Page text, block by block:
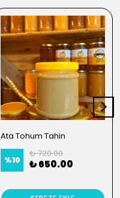
Ata Tohum Tahin
%10
₺ 720.00
₺ 650.00